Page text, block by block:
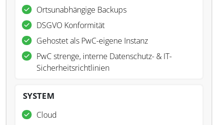
Ortsunabhängige Backups
DSGVO Konformität
Gehostet als PwC-eigene Instanz
PwC strenge, interne Datenschutz- & IT-
Sicherheitsrichtlinien
SYSTEM
Cloud